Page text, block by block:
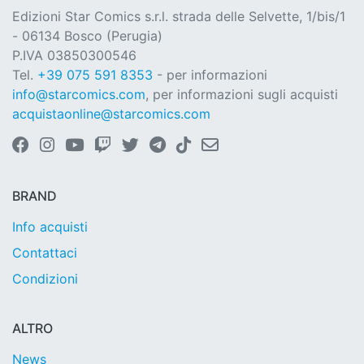
Edizioni Star Comics s.r.l. strada delle Selvette, 1/bis/1
- 06134 Bosco (Perugia)
P.IVA 03850300546
Tel. +39 075 591 8353 - per informazioni
info@starcomics.com, per informazioni sugli acquisti
acquistaonline@starcomics.com
BRAND
Info acquisti
Contattaci
Condizioni
ALTRO
News